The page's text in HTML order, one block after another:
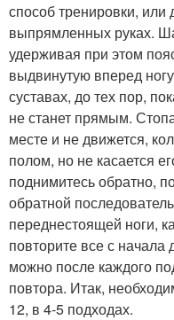
способ тренировки, или
выпрямленных руках.
удерживая при этом
выдвинутую вперед
суставах, до тех пор,
не станет прямым.
месте и не движется,
полом, но не касается
поднимитесь обратно,
обратной
переднестоящей ноги,
повторите все с начала
можно после каждого
повтора. Итак,
12, в 4-5 подходах.